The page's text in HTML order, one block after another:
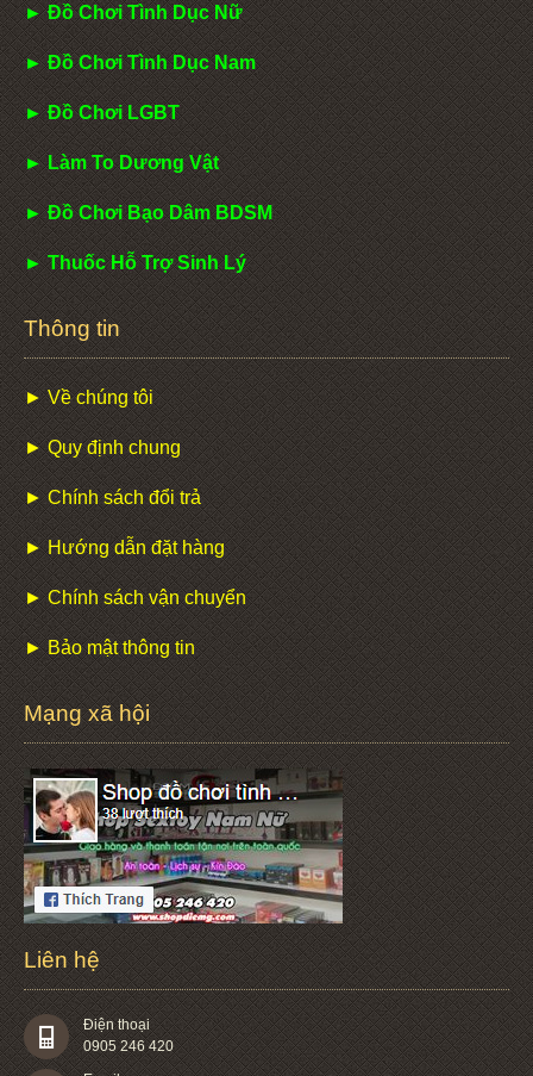
► Đồ Chơi Tình Dục Nữ
► Đồ Chơi Tình Dục Nam
► Đồ Chơi LGBT
► Làm To Dương Vật
► Đồ Chơi Bạo Dâm BDSM
► Thuốc Hỗ Trợ Sinh Lý
Thông tin
► Về chúng tôi
► Quy định chung
► Chính sách đổi trả
► Hướng dẫn đặt hàng
► Chính sách vận chuyển
► Bảo mật thông tin
Mạng xã hội
Liên hệ
Điện thoại
0905 246 420